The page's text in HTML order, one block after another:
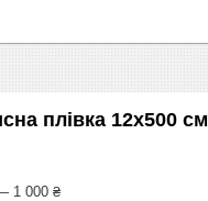
плівка 12х500 см
1 000 ₴